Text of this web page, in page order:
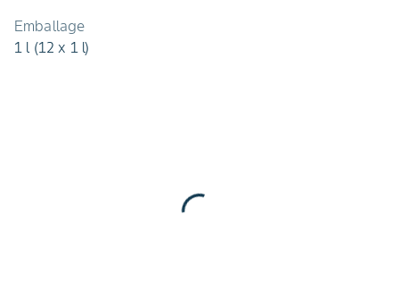
Emballage
1 l (12 x 1 l)